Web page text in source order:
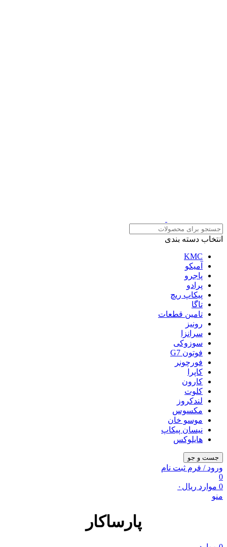
انتخاب دسته بندی
KMC
آمیکو
پاجرو
پرادو
پیکاپ ریچ
تاگا
تامین قطعات
رونیز
سرانزا
سوزوکی
فوتون G7
فورچونر
کاپرا
کارون
کلوت
لندکروز
مکسوس
موسو خان
نیسان پیکاپ
هایلوکس
جست و جو
ورود / فرم ثبت نام
0
0 موارد ریال ۰
منو
پارساکار